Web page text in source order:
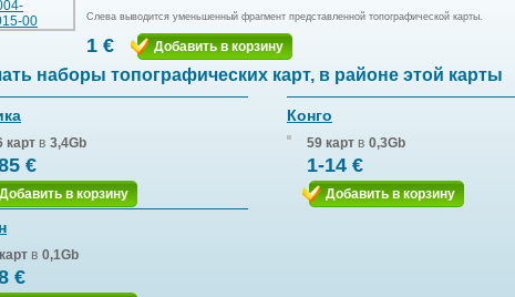
Слева выводится уменьшенный фрагмент представленной топографической карты.
1 € Добавить в корзину
наборы топографических карт, в районе этой карты
карт в 3,4Gb
€
Добавить в корзину
Конго
59 карт в 0,3Gb
1-14 €
Добавить в корзину
в 0,1Gb
€